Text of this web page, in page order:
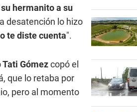
hermanito a su
desatención lo hizo
te diste cuenta".
Tati Gómezcopó el
que lo retaba por
pero al momento